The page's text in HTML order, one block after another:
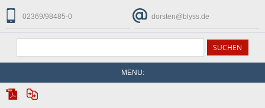
02369/98485-0 dorsten@blyss.de
MENU: